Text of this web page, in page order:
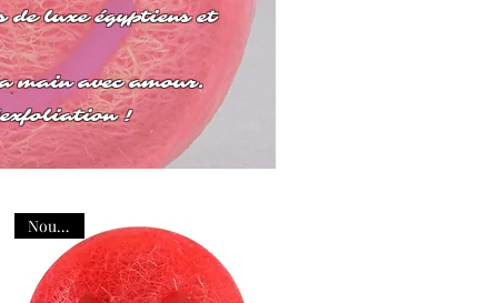
de luxe égyptiens et
main avec amour.
!
Nouveau